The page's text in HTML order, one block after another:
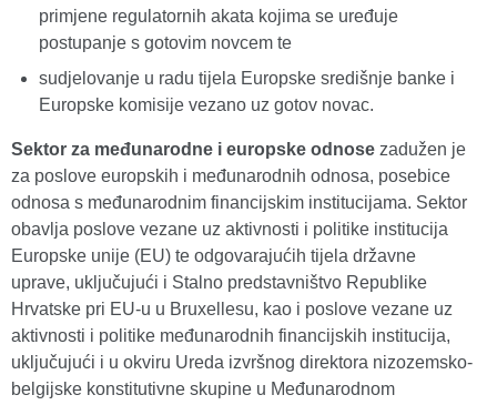
primjene regulatornih akata kojima se uređuje
postupanje s gotovim novcem te
sudjelovanje u radu tijela Europske središnje banke i
Europske komisije vezano uz gotov novac.
Sektor za međunarodne i europske odnose zadužen je
za poslove europskih i međunarodnih odnosa, posebice
odnosa s međunarodnim financijskim institucijama. Sektor
obavlja poslove vezane uz aktivnosti i politike institucija
Europske unije (EU) te odgovarajućih tijela državne
uprave, uključujući i Stalno predstavništvo Republike
Hrvatske pri EU-u u Bruxellesu, kao i poslove vezane uz
aktivnosti i politike međunarodnih financijskih institucija,
uključujući i u okviru Ureda izvršnog direktora nizozemsko-
belgijske konstitutivne skupine u Međunarodnom